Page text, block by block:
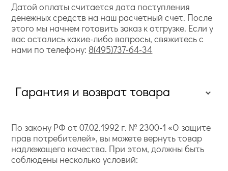
Датой оплаты считается дата поступления
денежных средств на наш расчетный счет. После
этого мы начнем готовить заказ к отгрузке. Если у
вас остались какие-либо вопросы, свяжитесь с
нами по телефону: 8(495)737-64-34
Гарантия и возврат товара
По закону РФ от 07.02.1992 г. № 2300-1 «О защите
прав потребителей», вы можете вернуть товар
надлежащего качества. При этом, должны быть
соблюдены несколько условий: